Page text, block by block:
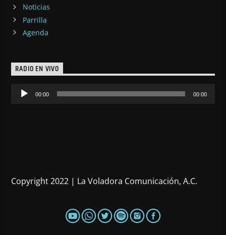
Noticias
Parrilla
Agenda
RADIO EN VIVO
Reproductor
00:00 00:00
Copyright 2022 | La Voladora Comunicación, A.C.